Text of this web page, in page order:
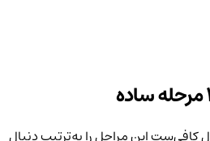
کافی‌ست این مراحل را به‌ترتیب دنبال